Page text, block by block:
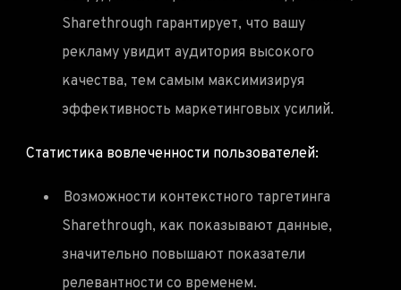
Sharethrough гарантирует, что вашу
рекламу увидит аудитория высокого
качества, тем самым максимизируя
эффективность маркетинговых усилий.
Статистика вовлеченности пользователей:
Возможности контекстного таргетинга
Sharethrough, как показывают данные,
значительно повышают показатели
релевантности со временем.